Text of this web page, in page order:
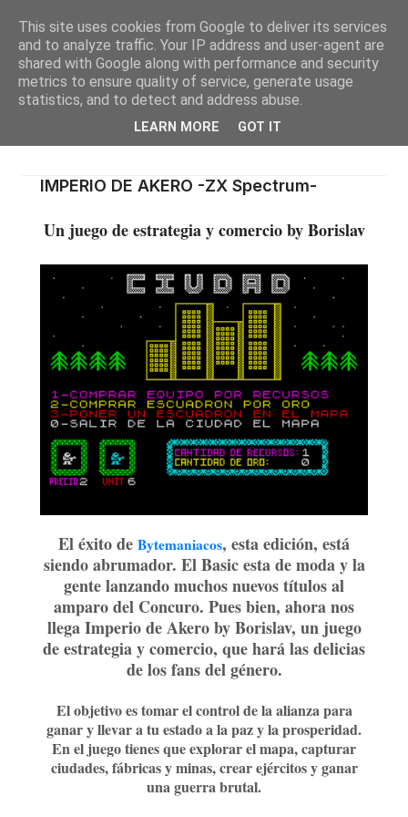
IMPERIO DE AKERO -ZX Spectrum-
Un juego de estrategia y comercio by Borislav
El éxito de Bytemaniacos, esta edición, está
siendo abrumador. El Basic esta de moda y la
gente lanzando muchos nuevos títulos al
amparo del Concuro. Pues bien, ahora nos
llega Imperio de Akero by Borislav, un juego
de estrategia y comercio, que hará las delicias
de los fans del género.
El objetivo es tomar el control de la alianza para
ganar y llevar a tu estado a la paz y la prosperidad.
En el juego tienes que explorar el mapa, capturar
ciudades, fábricas y minas, crear ejércitos y ganar
una guerra brutal.
This site uses cookies from Google to deliver its services
and to analyze traffic. Your IP address and user-agent are
shared with Google along with performance and security
metrics to ensure quality of service, generate usage
statistics, and to detect and address abuse.
LEARN MORE GOT IT